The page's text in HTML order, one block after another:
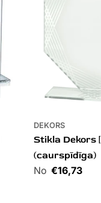
DEKORS
Stikla Dekors
(caurspīdīga)
Cena€16,73